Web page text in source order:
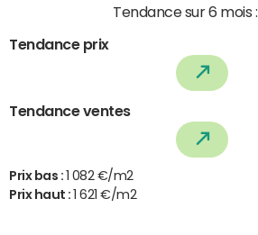
Tendance sur 6 mois :
Tendance prix
Tendance ventes
Prix bas : 1 082 €/m2
Prix haut :1 621 €/m2